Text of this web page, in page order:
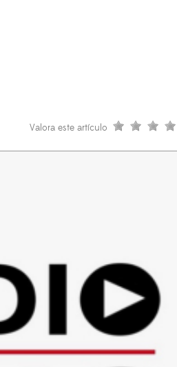
Valora este artículo